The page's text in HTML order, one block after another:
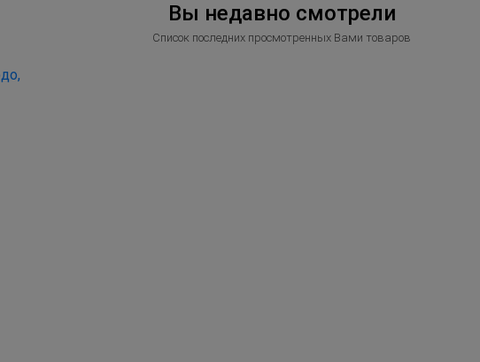
Вы недавно смотрели
Список последних просмотренных Вами товаров